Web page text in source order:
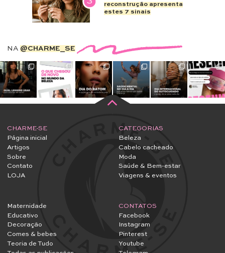
reconstrução apresenta
estes 7 sinais
NA @CHARME_SE
CHARME-SE
Página inicial
Artigos
Sobre
Contato
LOJA
CATEGORIAS
Beleza
Cabelo cacheado
Moda
Saúde & Bem-estar
Viagens & eventos
Maternidade
Educativo
Decoração
Comes & bebes
Teoria de Tudo
CONTATOS
Facebook
Instagram
Pinterest
Youtube